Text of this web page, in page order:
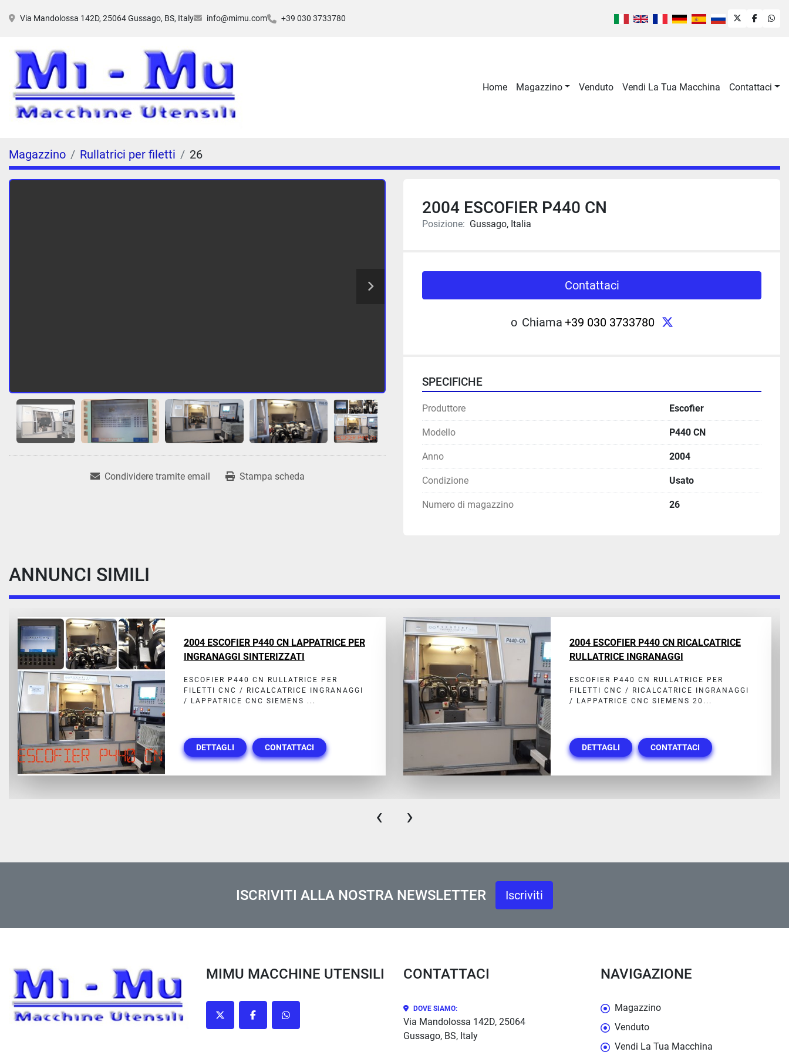
Via Mandolossa 142D, 25064 Gussago, BS, Italy info@mimu.com +39 030 3733780 twitter
Home Magazzino Venduto Vendi La Tua Macchina Contattaci
Magazzino Rullatrici per filetti 26
Condividere tramite email Stampa scheda
2004 ESCOFIER P440 CN
Posizione: Gussago, Italia
Contattaci
o Chiama +39 030 3733780
SPECIFICHE
Produttore Escofier
Modello P440 CN
Anno 2004
Condizione Usato
Numero di magazzino 26
ANNUNCI SIMILI
2004 ESCOFIER P440 CN LAPPATRICE PER
INGRANAGGI SINTERIZZATI
ESCOFIER P440 CN RULLATRICE PER
FILETTI CNC / RICALCATRICE INGRANAGGI
/ LAPPATRICE CNC SIEMENS ...
DETTAGLI CONTATTACI
2004 ESCOFIER P440 CN RICALCATRICE
RULLATRICE INGRANAGGI
ESCOFIER P440 CN RULLATRICE PER
FILETTI CNC / RICALCATRICE INGRANAGGI
/ LAPPATRICE CNC SIEMENS 20...
DETTAGLI CONTATTACI
‹ ›
ISCRIVITI ALLA NOSTRA NEWSLETTER Iscriviti
MIMU MACCHINE UTENSILI
twitter facebookwhatsapp
CONTATTACI
DOVE SIAMO:
Via Mandolossa 142D, 25064
Gussago, BS, Italy
NAVIGAZIONE
Magazzino
Venduto
Vendi La Tua Macchina